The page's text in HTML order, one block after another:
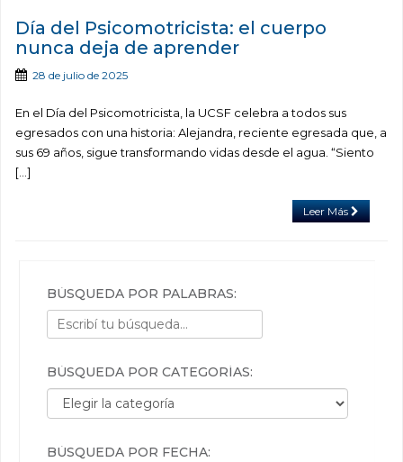
Día del Psicomotricista: el cuerpo
nunca deja de aprender
28 de julio de 2025
En el Día del Psicomotricista, la UCSF celebra a todos sus
egresados con una historia: Alejandra, reciente egresada que, a
sus 69 años, sigue transformando vidas desde el agua. “Siento
[…]
Leer Más
BÚSQUEDA POR PALABRAS:
BÚSQUEDA POR CATEGORÍAS:
Búsqueda por categorías:
BÚSQUEDA POR FECHA: